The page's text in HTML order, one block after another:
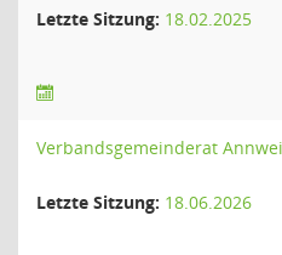
Letzte Sitzung: 18.02.2025
Verbandsgemeinderat
Letzte Sitzung: 18.06.2026